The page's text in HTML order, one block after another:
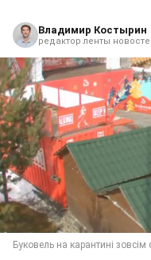
Владимир Костырин
редактор ленты
Буковель на карантині